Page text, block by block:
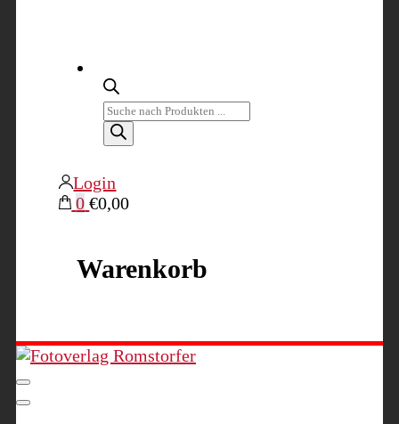
Products
search
Login
0 €0,00
Warenkorb